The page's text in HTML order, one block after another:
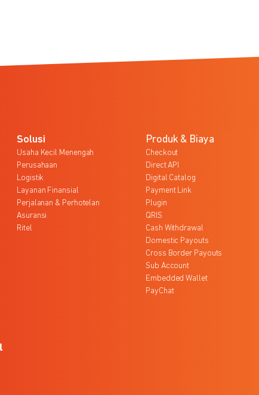
Solusi
Usaha Kecil Menengah
Perusahaan
Logistik
Layanan Finansial
Perjalanan & Perhotelan
Asuransi
Ritel
Produk & Biaya
Checkout
Direct API
Digital Catalog
Payment Link
Plugin
QRIS
Cash Withdrawal
Domestic Payouts
Cross Border Payouts
Sub Account
Embedded Wallet
PayChat